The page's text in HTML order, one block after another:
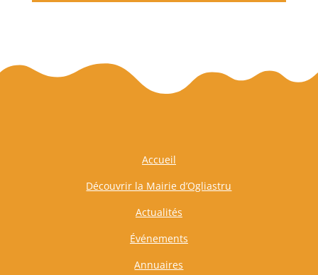
Accueil
Découvrir la Mairie d’Ogliastru
Actualités
Événements
Annuaires